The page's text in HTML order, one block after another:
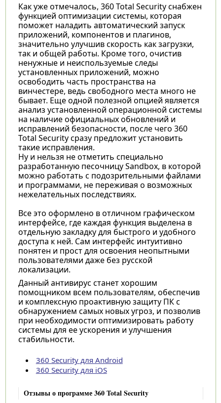
Как уже отмечалось, 360 Total Security снабжен
функцией оптимизации системы, которая
поможет наладить автоматический запуск
приложений, компонентов и плагинов,
значительно улучшив скорость как загрузки,
так и общей работы. Кроме того, очистив
ненужные и неиспользуемые следы
установленных приложений, можно
освободить часть пространства на
винчестере, ведь свободного места много не
бывает. Еще одной полезной опцией является
анализ установленной операционной системы
на наличие официальных обновлений и
исправлений безопасности, после чего 360
Total Security сразу предложит установить
такие исправления.
Ну и нельзя не отметить специально
разработанную песочницу Sandbox, в которой
можно работать с подозрительными файлами
и программами, не переживая о возможных
нежелательных последствиях.
Все это оформлено в отличном графическом
интерфейсе, где каждая функция выделена в
отдельную закладку для быстрого и удобного
доступа к ней. Сам интерфейс интуитивно
понятен и прост для освоения неопытными
пользователями даже без русской
локализации.
Данный антивирус станет хорошим
помощником всем пользователям, обеспечив
и комплексную проактивную защиту ПК с
обнаружением самых новых угроз, и позволив
при необходимости оптимизировать работу
системы для ее ускорения и улучшения
стабильности.
360 Security для Android
360 Security для iOS
Отзывы о программе 360 Total Security